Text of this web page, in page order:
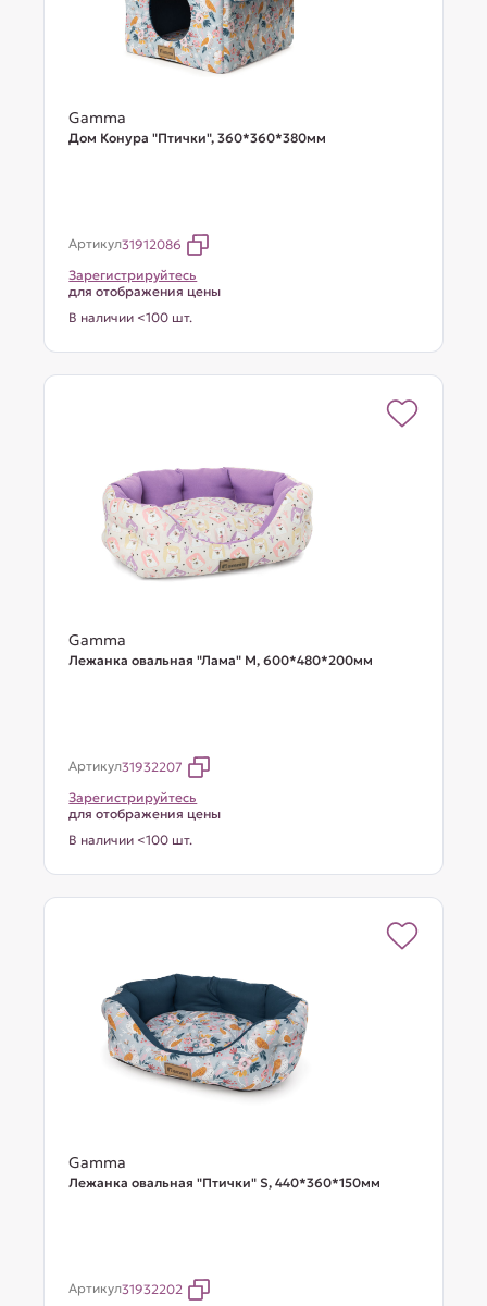
Gamma
Дом Конура "Птички", 360*360*380мм
Артикул31912086
Зарегистрируйтесь
для отображения цены
В наличии <100 шт.
Gamma
Лежанка овальная "Лама" М, 600*480*200мм
Артикул31932207
Зарегистрируйтесь
для отображения цены
В наличии <100 шт.
Gamma
Лежанка овальная "Птички" S, 440*360*150мм
Артикул31932202